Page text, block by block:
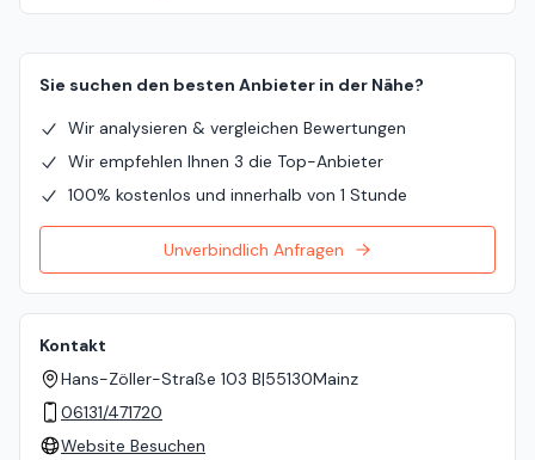
Sie suchen den besten Anbieter in der Nähe?
Wir analysieren & vergleichen Bewertungen
Wir empfehlen Ihnen 3 die Top-Anbieter
100% kostenlos und innerhalb von 1 Stunde
Unverbindlich Anfragen
Kontakt
Hans-Zöller-Straße 103 B|55130Mainz
06131/471720
Website Besuchen